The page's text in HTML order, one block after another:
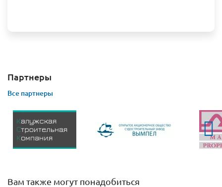
Партнеры
Все партнеры
Вам также могут понадобиться